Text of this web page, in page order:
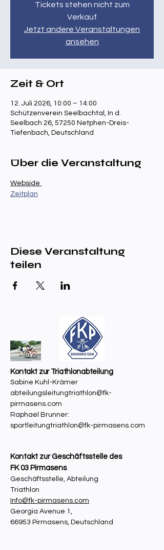
Tickets stehen nicht zum
Verkauf
Jetzt andere Veranstaltungen
ansehen
Zeit & Ort
12. Juli 2026, 10:00 – 14:00
Schützenverein Seelbachtal, In d.
Seelbach 26, 57250 Netphen-Dreis-
Tiefenbach, Deutschland
Über die Veranstaltung
Webside
Zeitplan
Diese Veranstaltung
teilen
Kontakt zur Triathlonabteilung
Sabine Kuhl-Krämer
abteilungsleitungtriathlon@fk-
pirmasens.com
Raphael Brunner:
sportleitungtriathlon@fk-pirmasens.com
Kontakt zur Geschäftsstelle des
FK 03 Pirmasens
Geschäftsstelle, Abteilung
Triathlon
Info@fk-pirmasens.com
Georgia Avenue 1,
66953 Pirmasens, Deutschland